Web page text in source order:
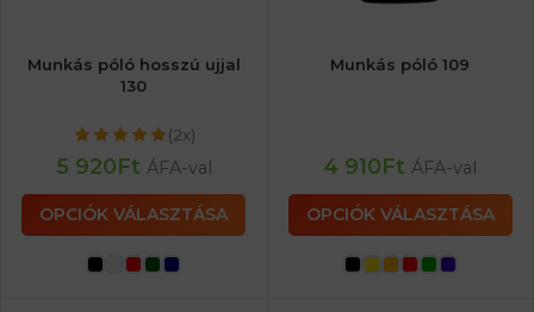
Munkás póló hosszú ujjal
130
(2x)
5 920Ft ÁFA-val
OPCIÓK VÁLASZTÁSA
Munkás póló 109
4 910Ft ÁFA-val
OPCIÓK VÁLASZTÁSA